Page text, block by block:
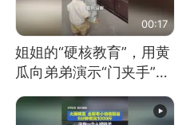
00:17
姐姐的“硬核教育”，用黄
瓜向弟弟演示“门夹手”，
网友：果然言传不如身
教！